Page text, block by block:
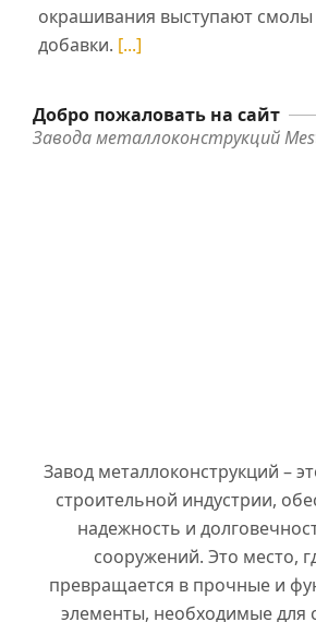
окрашивания выступают
добавки. [...]
Добро пожаловать на сайт
Завода металлоконструкций
Завод металлоконструкций –
строительной индустрии,
надежность и
сооружений. Это место,
превращается в прочные и
элементы, необходимые для